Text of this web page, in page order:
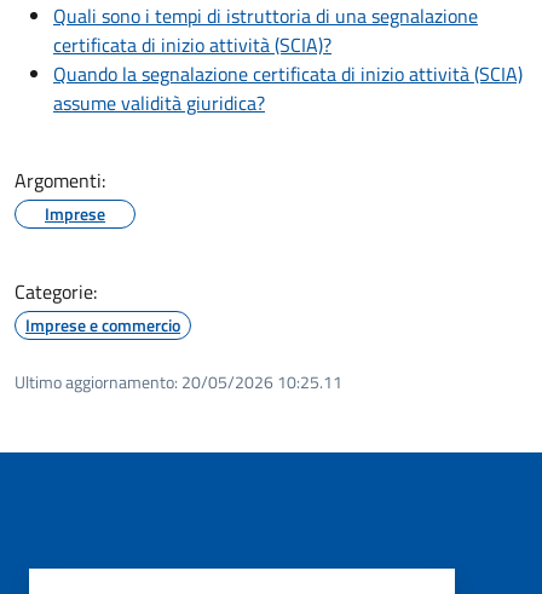
Quali sono i tempi di istruttoria di una segnalazione
certificata di inizio attività (SCIA)?
Quando la segnalazione certificata di inizio attività (SCIA)
assume validità giuridica?
Argomenti:
Imprese
Categorie:
Imprese e commercio
Ultimo aggiornamento: 20/05/2026 10:25.11